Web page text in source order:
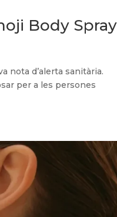
Body Spray
nota d’alerta sanitària.
per a les persones